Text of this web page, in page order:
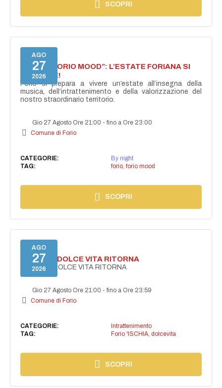
SCOPRI
AGO
27
2026
NASCE “FORIO MOOD”: L’ESTATE FORIANA SI
ACCENDE!
Forio si prepara a vivere un’estate all’insegna della
musica, dell’intrattenimento e della valorizzazione del
nostro straordinario territorio.
Gio 27 Agosto Ore 21:00 -fino a Ore 23:00
Comune di Forio
CATEGORIE:
By night
TAG:
forio, forio mood
SCOPRI
AGO
27
2026
FORIO LA DOLCE VITA RITORNA
FORIO LA DOLCE VITA RITORNA
Gio 27 Agosto Ore 21:00 -fino a Ore 23:59
Comune di Forio
CATEGORIE:
Intrattenimento
TAG:
Forio 'ISCHIA, dolcevita
SCOPRI